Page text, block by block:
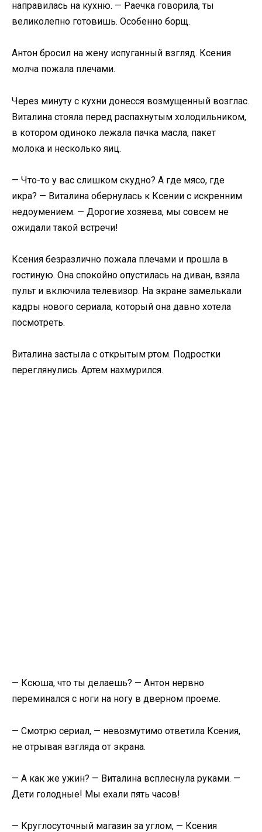
направилась на кухню. — Раечка говорила, ты
великолепно готовишь. Особенно борщ.
Антон бросил на жену испуганный взгляд. Ксения
молча пожала плечами.
Через минуту с кухни донесся возмущенный возглас.
Виталина стояла перед распахнутым холодильником,
в котором одиноко лежала пачка масла, пакет
молока и несколько яиц.
— Что-то у вас слишком скудно? А где мясо, где
икра? — Виталина обернулась к Ксении с искренним
недоумением. — Дорогие хозяева, мы совсем не
ожидали такой встречи!
Ксения безразлично пожала плечами и прошла в
гостиную. Она спокойно опустилась на диван, взяла
пульт и включила телевизор. На экране замелькали
кадры нового сериала, который она давно хотела
посмотреть.
Виталина застыла с открытым ртом. Подростки
переглянулись. Артем нахмурился.
— Ксюша, что ты делаешь? — Антон нервно
переминался с ноги на ногу в дверном проеме.
— Смотрю сериал, — невозмутимо ответила Ксения,
не отрывая взгляда от экрана.
— А как же ужин? — Виталина всплеснула руками. —
Дети голодные! Мы ехали пять часов!
— Круглосуточный магазин за углом, — Ксения